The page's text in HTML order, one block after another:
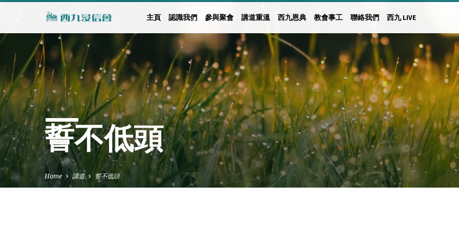
主頁 認識我們 參與聚會 講道重溫 西九恩典 教會事工 聯絡我們 西九 LIVE
誓不低頭
Home 講道 誓不低頭